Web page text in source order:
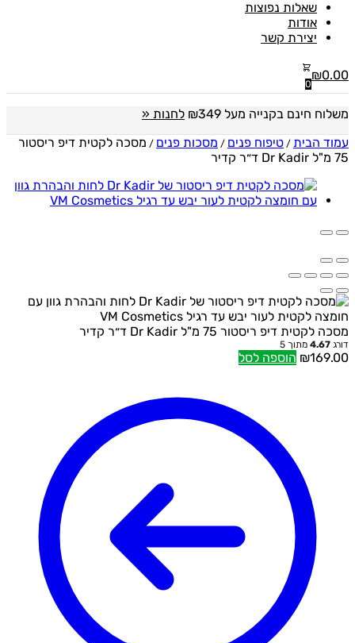
שאלות נפוצות
אודות
יצירת קשר
₪0.00
0
משלוח חינם בקנייה מעל ₪349
לחנות «
עמוד הבית / טיפוח פנים / מסכות פנים / מסכה לקטית דיפ ריסטור
75 מ"ל Dr Kadir ד״ר קדיר
מסכה לקטית דיפ ריסטור 75 מ"ל Dr Kadir ד״ר קדיר
דורג 4.67 מתוך 5
₪169.00 הוספה לסל